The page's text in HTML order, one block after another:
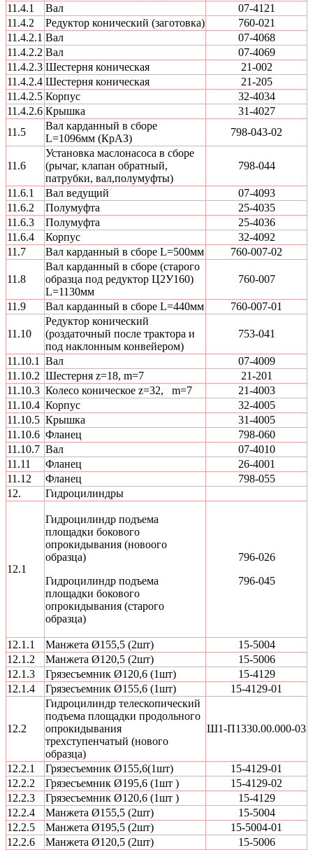
11.4.1
Вал
07-4121
11.4.2
Редуктор конический (заготовка)
760-021
11.4.2.1 Вал
07-4068
11.4.2.2 Вал
07-4069
11.4.2.3 Шестерня коническая
21-002
11.4.2.4 Шестерня коническая
21-205
11.4.2.5 Корпус
32-4034
11.4.2.6 Крышка
31-4027
11.5
Вал карданный в сборе
L=1096мм (КрАЗ)
798-043-02
11.6
Установка маслонасоса в сборе
(рычаг, клапан обратный,
патрубки, вал,полумуфты)
798-044
11.6.1 Вал ведущий
07-4093
11.6.2
Полумуфта
25-4035
11.6.3
Полумуфта
25-4036
11.6.4
Корпус
32-4092
11.7
Вал карданный в сборе L=500мм 760-007-02
11.8
Вал карданный в сборе (старого
образца под редуктор Ц2У160)
L=1130мм
760-007
11.9 Вал карданный в сборе L=440мм 760-007-01
11.10
Редуктор конический
(роздаточный после трактора и
под наклонным конвейером)
753-041
11.10.1 Вал
07-4009
11.10.2 Шестерня z=18, m=7
21-201
11.10.3 Колесо коническое z=32, m=7
21-4003
11.10.4 Корпус
32-4005
11.10.5 Крышка
31-4005
11.10.6 Фланец
798-060
11.10.7 Вал
07-4010
11.11
Фланец
26-4001
11.12
Фланец
798-055
12.
Гидроцилиндры
12.1
Гидроцилиндр подъема
площадки бокового
опрокидывания (новоого
образца)
Гидроцилиндр подъема
площадки бокового
опрокидывания (старого
образца)
796-026
796-045
12.1.1 Манжета Ø155,5 (2шт)
15-5004
12.1.2
Манжета Ø120,5 (2шт)
15-5006
12.1.3
Грязесъемник Ø120,6 (1шт)
15-4129
12.1.4
Грязесъемник Ø155,6 (1шт) 15-4129-01
12.2
Гидроцилиндр телескопический
подъема площадки продольного
опрокидывания
трехступенчатый (нового
образца)
Ш1-П1330.00.000-03
12.2.1 Грязесъемник Ø155,6(1шт)
15-4129-01
12.2.2
Грязесъемник Ø195,6 (1шт )
15-4129-02
12.2.3
Грязесъемник Ø120,6 (1шт )
15-4129
12.2.4
Манжета Ø155,5 (2шт)
15-5004
12.2.5
Манжета Ø195,5 (2шт)
15-5004-01
12.2.6
Манжета Ø120,5 (2шт) 15-5006